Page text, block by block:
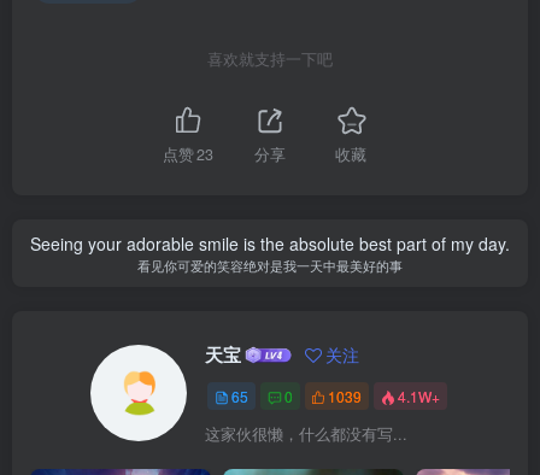
喜欢就支持一下吧
点赞23 分享 收藏
Seeing your adorable smile is the absolute best part of my day.
看见你可爱的笑容绝对是我一天中最美好的事
天宝 关注
65 0 1039 4.1W+
这家伙很懒，什么都没有写...